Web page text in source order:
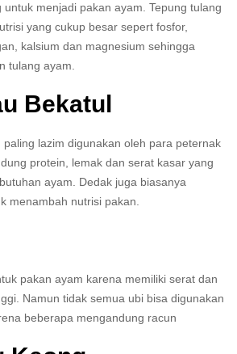
menjadi pakan ayam. Tepung tulang
yang cukup besar sepert fosfor,
kalsium dan magnesium sehingga
tulang ayam.
Bekatul
paling lazim digunakan oleh para peternak
protein, lemak dan serat kasar yang
ayam. Dedak juga biasanya
menambah nutrisi pakan.
pakan ayam karena memiliki serat dan
Namun tidak semua ubi bisa digunakan
beberapa mengandung racun